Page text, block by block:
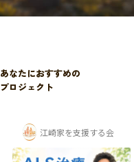
あなたにおすすめの
プロジェクト
江崎家を支援する会